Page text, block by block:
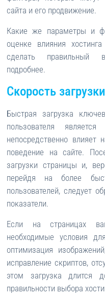
сайта и его продвижение.
Какие же параметры и
оценке влияния
сделать правильный
подробнее.
Скорость
Быстрая загрузка
пользователя
непосредственно влияет
поведение на сайте.
загрузки страницы и,
перейдя на более
пользователей, следует
показатели.
Если на страницах
необходимые условия
оптимизация
исправление скриптов,
этом загрузка длится
правильности выбора